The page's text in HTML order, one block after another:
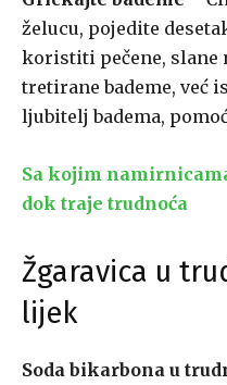
želucu, pojedite
koristiti pečene,
tretirane bademe, već
ljubitelj badema,
Sa kojim
dok traje trudnoća
Žgaravica u
lijek
Soda bikarbona u